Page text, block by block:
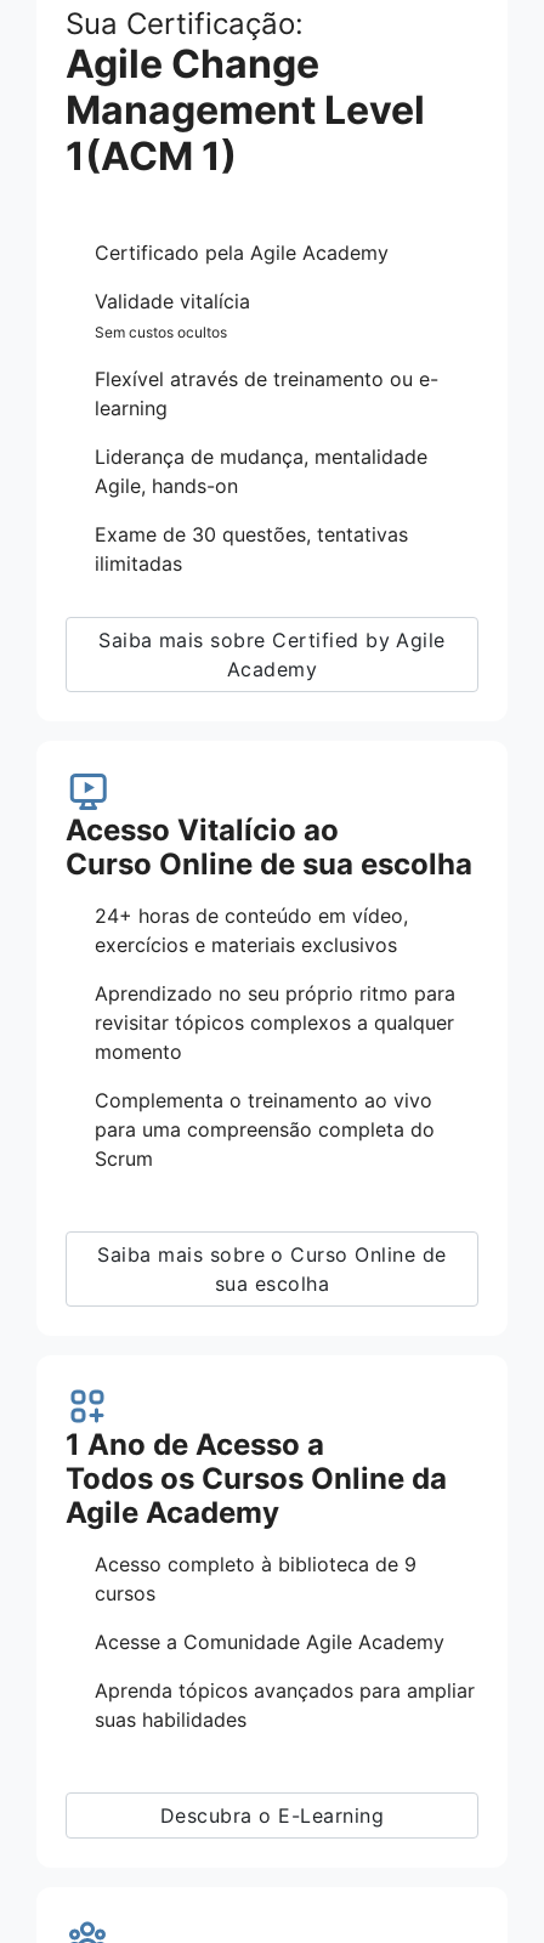
Sua Certificação:
Agile Change
Management Level
1(ACM 1)
Certificado pela Agile Academy
Validade vitalícia
Sem custos ocultos
Flexível através de treinamento ou e-
learning
Liderança de mudança, mentalidade
Agile, hands-on
Exame de 30 questões, tentativas
ilimitadas
Saiba mais sobre Certified by Agile
Academy
Acesso Vitalício ao
Curso Online de sua escolha
24+ horas de conteúdo em vídeo,
exercícios e materiais exclusivos
Aprendizado no seu próprio ritmo para
revisitar tópicos complexos a qualquer
momento
Complementa o treinamento ao vivo
para uma compreensão completa do
Scrum
Saiba mais sobre o Curso Online de
sua escolha
1 Ano de Acesso a
Todos os Cursos Online da
Agile Academy
Acesso completo à biblioteca de 9
cursos
Acesse a Comunidade Agile Academy
Aprenda tópicos avançados para ampliar
suas habilidades
Descubra o E-Learning